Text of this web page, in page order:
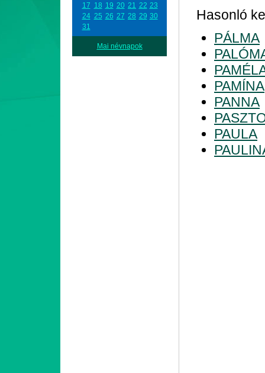
17 18 19 20 21 22 23
24 25 26 27 28 29 30
31
Mai névnapok
Hasonló
PÁLMA
PAMÍNA
PANNA
PAULA